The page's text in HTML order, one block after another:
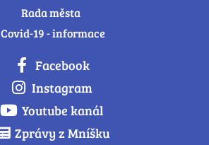
Rada města
Covid-19 - informace
Facebook
Instagram
Youtube kanál
Zprávy z Mníšku